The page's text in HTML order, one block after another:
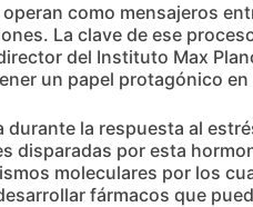
como mensajeros
La clave de ese
del Instituto Max
un papel protagónico
durante la respuesta al
disparadas por esta
moleculares por los
fármacos que